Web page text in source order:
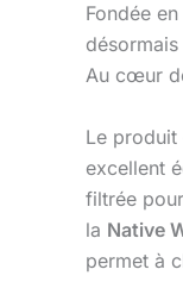
Fondée
Au cœur
Le produit
excellent
filtrée
la Native
permet à